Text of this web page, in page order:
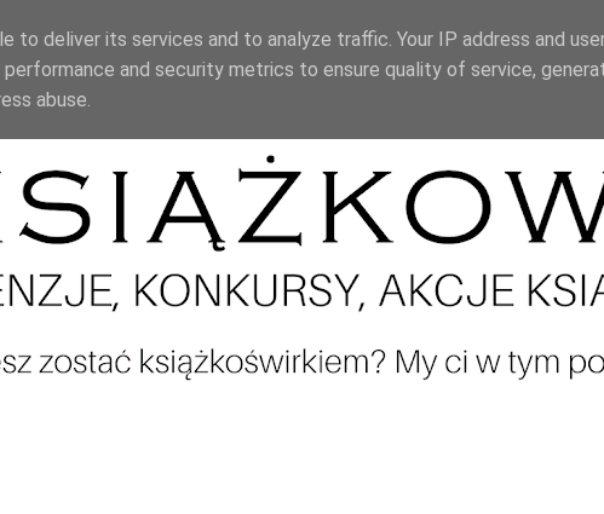
to deliver its services and to analyze traffic. Your IP address and
and security metrics to ensure quality of service,
abuse.